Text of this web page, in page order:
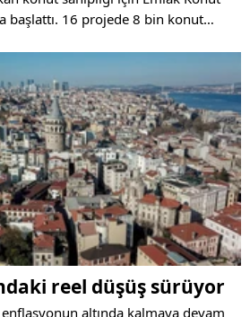
başlattı. 16 projede 8 bin konut
reel düşüş sürüyor
altında kalmaya devam